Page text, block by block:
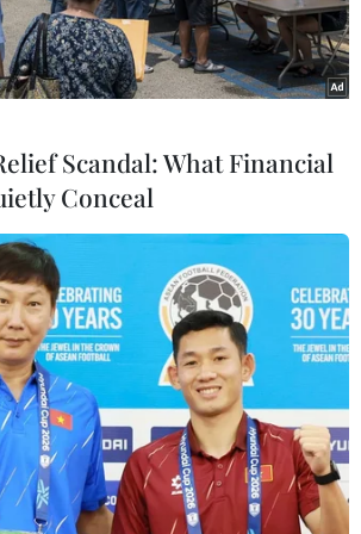
đạo Đông Phong-26. (Nguồn: Sina)
Post đưa tin Trung Quốc
ảnh tên lửa đạn đạo Đông
thế hệ tiếp theo chứng tỏ sự
xác gia tăng, động thái mà
là nhằm mục đích phát đi
Scandal: What Financial
Conceal